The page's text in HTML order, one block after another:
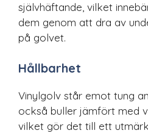
självhäftande, vilket
dem genom att dra av
på golvet.
Hållbarhet
Vinylgolv står emot tung
också buller jämfört med
vilket gör det till ett